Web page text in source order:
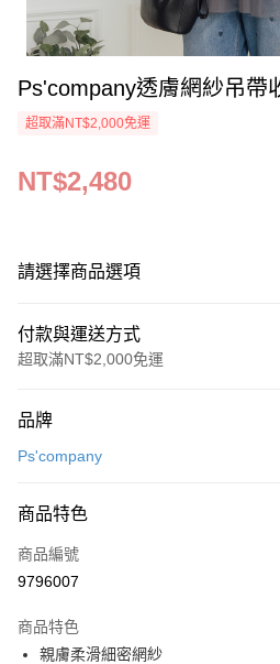
Ps'company透膚網紗吊帶
超取滿NT$2,000免運
NT$2,480
請選擇商品選項
付款與運送方式
超取滿NT$2,000免運
信用卡一次付款
LINE Pay
街口支付
全盈+PAY
品牌
Ps'company
商品特色
商品編號
9796007
商品特色
親膚柔滑細密網紗